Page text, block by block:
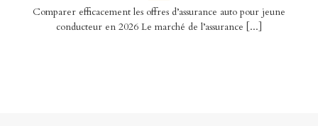
Comparer efficacement les offres d’assurance auto pour jeune
conducteur en 2026 Le marché de l’assurance [...]